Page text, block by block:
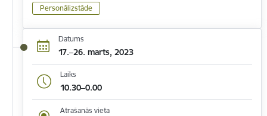
Personālizstāde
Datums
17.–26. marts, 2023
Laiks
10.30–0.00
Atrašanās vieta